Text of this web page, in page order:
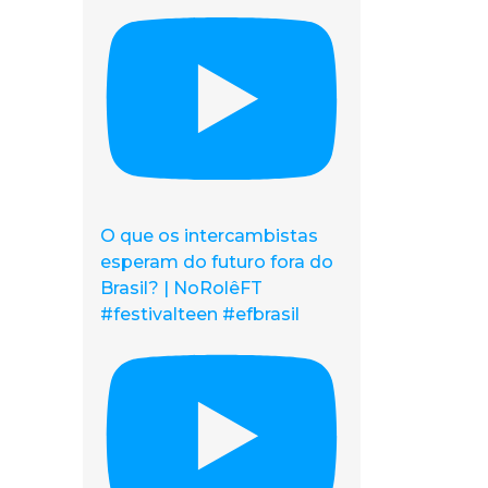
O que os intercambistas
esperam do futuro fora do
Brasil? | NoRolêFT
#festivalteen #efbrasil